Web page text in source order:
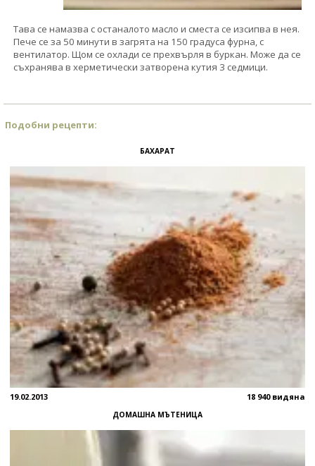
Тава се намазва с останалото масло и сместа се изсипва в нея.
Пече се за 50 минути в загрята на 150 градуса фурна, с
вентилатор. Щом се охлади се прехвърля в буркан. Може да се
съхранява в херметически затворена кутия 3 седмици.
Подобни рецепти:
БАХАРАТ
19.02.2013 18 940 видяна
ДОМАШНА МЪТЕНИЦА